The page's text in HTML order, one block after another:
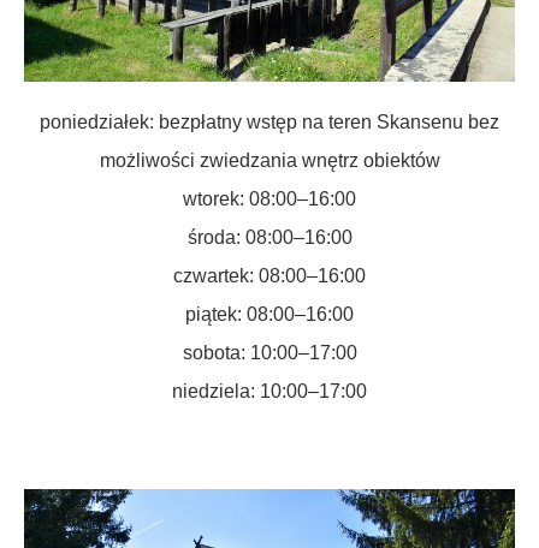
poniedziałek: bezpłatny wstęp na teren Skansenu bez
możliwości zwiedzania wnętrz obiektów
wtorek: 08:00–16:00
środa: 08:00–16:00
czwartek: 08:00–16:00
piątek: 08:00–16:00
sobota: 10:00–17:00
niedziela: 10:00–17:00